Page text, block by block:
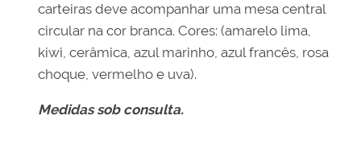
carteiras deve acompanhar uma mesa central
circular na cor branca. Cores: (amarelo lima,
kiwi, cerâmica, azul marinho, azul francês, rosa
choque, vermelho e uva).
Medidas sob consulta.